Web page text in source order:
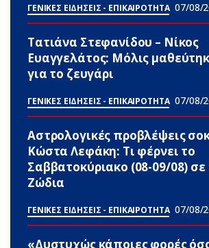
ΓΕΝΙΚΕΣ ΕΙΔΗΣΕΙΣ - ΕΠΙΚΑΙΡΟΤΗΤΑ 07/08/
Τατιάνα Στεφανίδου – Νίκος
Ευαγγελάτος: Μόλις
για το ζευγάρι
ΓΕΝΙΚΕΣ ΕΙΔΗΣΕΙΣ - ΕΠΙΚΑΙΡΟΤΗΤΑ 07/08/
Αστρολογικές προβλέψεις
Κώστα Λεφάκη: Τι φέρνει το
Σαββατοκύριακο (08-09/08)
Zώδια
ΓΕΝΙΚΕΣ ΕΙΔΗΣΕΙΣ - ΕΠΙΚΑΙΡΟΤΗΤΑ 07/08/
«Δυστυχώς κάποιες φορές